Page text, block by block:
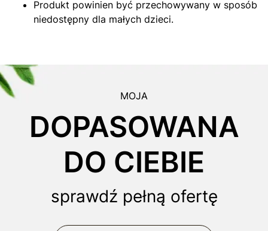
Produkt powinien być przechowywany w sposób
niedostępny dla małych dzieci.
MOJA
DOPASOWANA
DO CIEBIE
sprawdź pełną ofertę